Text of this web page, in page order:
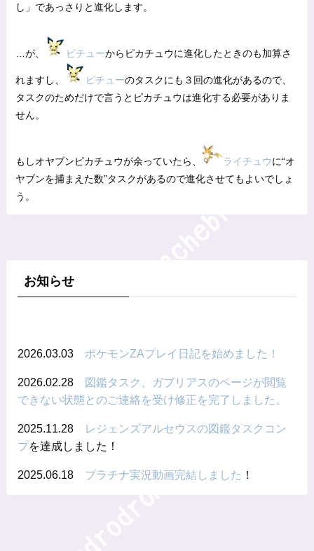
し」であっさりと進化します。
…が、 ピチューからピカチュウに進化したときのも加算さ
れますし、 ピチューのタスクにも３回の進化があるので、
タスクのためだけで言うとピカチュウは進化する必要がありま
せん。
もしオヤブンピカチュウが余っていたら、 ライチュウに“オ
ヤブンを捕まえた数”タスクがあるので進化させてもよいでしょ
う。
お知らせ
2026.03.03 ポケモンZAプレイ日記を始めました！
2026.02.28 図鑑タスク、ガブリアスのページが閲覧
できない状態とのご連絡を受け修正を完了しました。
2025.11.28
レジェンズアルセウスの図鑑タスクコン
プを達成しました！
2025.06.18 プラチナ実況動画完結しました ！